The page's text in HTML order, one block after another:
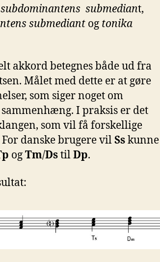
subdominantens submediant,
submediant og tonika
akkord betegnes både ud fra
Målet med dette er at gøre
som siger noget om
I praksis er det
som vil få forskellige
danske brugere vilSskunne
ogTm/DstilDp.